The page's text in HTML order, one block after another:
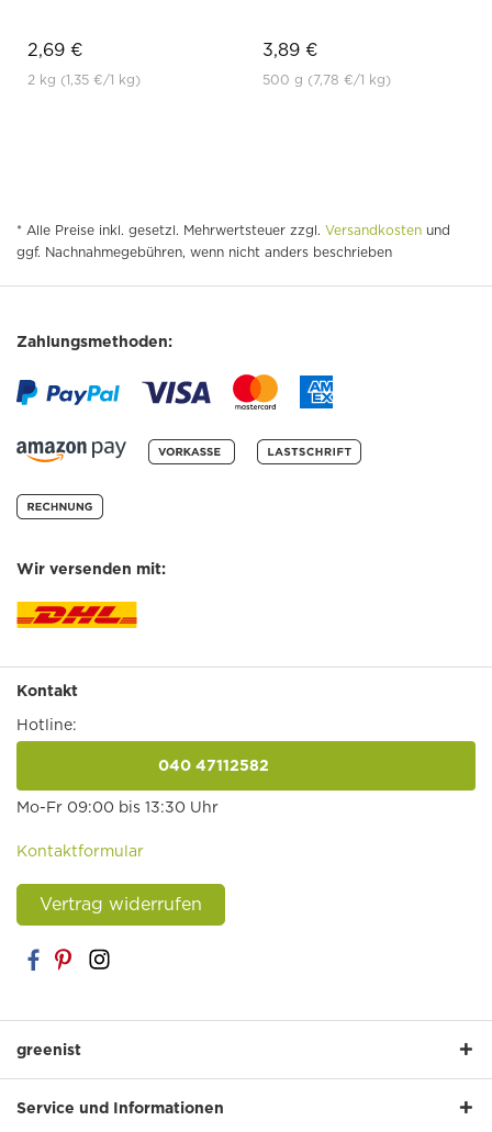
2,69 €
2 kg (1,35 €/1 kg)
3,89 €
500 g (7,78 €/1 kg)
* Alle Preise inkl. gesetzl. Mehrwertsteuer zzgl. Versandkosten und
ggf. Nachnahmegebühren, wenn nicht anders beschrieben
Zahlungsmethoden:
Wir versenden mit:
Kontakt
Hotline:
040 47112582
Mo-Fr 09:00 bis 13:30 Uhr
Kontaktformular
Vertrag widerrufen
greenist
Service und Informationen